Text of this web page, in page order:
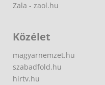
Zala - zaol.hu
Közélet
magyarnemzet.hu
szabadfold.hu
hirtv.hu